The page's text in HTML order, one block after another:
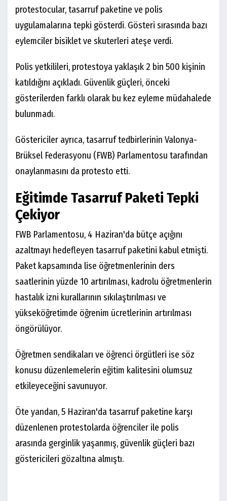
protestocular, tasarruf paketine ve polis
uygulamalarına tepki gösterdi. Gösteri sırasında bazı
eylemciler bisiklet ve skuterleri ateşe verdi.
Polis yetkilileri, protestoya yaklaşık 2 bin 500 kişinin
katıldığını açıkladı. Güvenlik güçleri, önceki
gösterilerden farklı olarak bu kez eyleme müdahalede
bulunmadı.
Göstericiler ayrıca, tasarruf tedbirlerinin Valonya-
Brüksel Federasyonu (FWB) Parlamentosu tarafından
onaylanmasını da protesto etti.
Eğitimde Tasarruf Paketi Tepki
Çekiyor
FWB Parlamentosu, 4 Haziran'da bütçe açığını
azaltmayı hedefleyen tasarruf paketini kabul etmişti.
Paket kapsamında lise öğretmenlerinin ders
saatlerinin yüzde 10 artırılması, kadrolu öğretmenlerin
hastalık izni kurallarının sıkılaştırılması ve
yükseköğretimde öğrenim ücretlerinin artırılması
öngörülüyor.
Öğretmen sendikaları ve öğrenci örgütleri ise söz
konusu düzenlemelerin eğitim kalitesini olumsuz
etkileyeceğini savunuyor.
Öte yandan, 5 Haziran'da tasarruf paketine karşı
düzenlenen protestolarda öğrenciler ile polis
arasında gerginlik yaşanmış, güvenlik güçleri bazı
göstericileri gözaltına almıştı.